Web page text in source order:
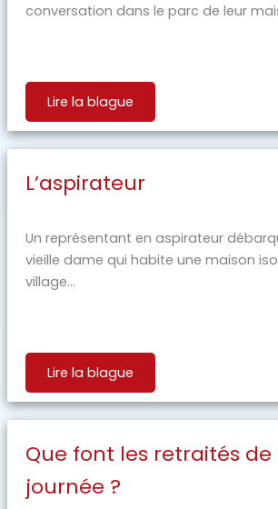
conversation dans le parc de leur
Lire la blague
L’aspirateur
Un représentant en aspirateur
vieille dame qui habite une maison
village...
Lire la blague
Que font les retraités de
journée ?